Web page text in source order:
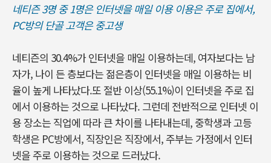
네티즌 3명 중 1명은 인터넷을 매일 이용 이용은 주로 집에서,
PC방의 단골 고객은 중고생
네티즌의 30.4%가 인터넷을 매일 이용하는데, 여자보다는 남
자가, 나이 든 층보다는 젊은층이 인터넷을 매일 이용하는 비
율이 높게 나타났다.또 절반 이상(55.1%)이 인터넷을 주로 집
에서 이용하는 것으로 나타났다. 그런데 전반적으로 인터넷 이
용 장소는 직업에 따라 큰 차이를 나타내는데, 중학생과 고등
학생은 PC방에서, 직장인은 직장에서, 주부는 가정에서 인터
넷을 주로 이용하는 것으로 드러났다.